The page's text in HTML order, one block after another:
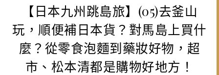
【日本九州跳島旅】(05)去釜山
玩，順便補日本貨？對馬島上買什
麼？從零食泡麵到藥妝好物，超
市、松本清都是購物好地方！